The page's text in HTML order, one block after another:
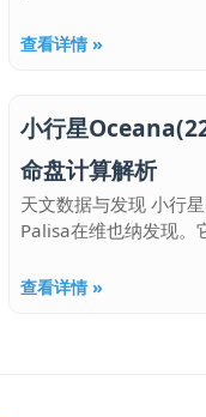
查看详情 »
小行星
命盘计算解析
天文数据与发现 小行
Palisa在维也纳发现。
查看详情 »